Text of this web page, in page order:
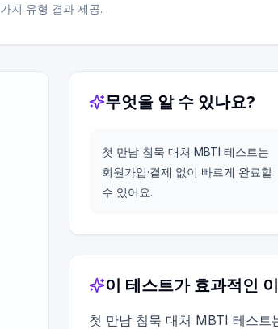
가지 유형 결과 제공.
무엇을 알 수 있나요?
첫 만남 침묵 대처 MBTI 테스트는
회원가입·결제 없이 빠르게 완료할
수 있어요.
이 테스트가 효과적인
첫 만남 침묵 대처 MBTI 테스트